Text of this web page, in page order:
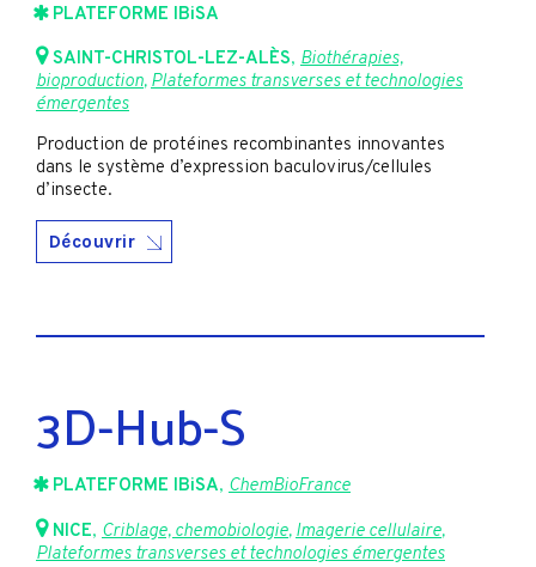
PLATEFORME IBiSA
SAINT-CHRISTOL-LEZ-ALÈS, Biothérapies,
bioproduction, Plateformes transverses et technologies
émergentes
Production de protéines recombinantes innovantes
dans le système d’expression baculovirus/cellules
d’insecte.
Découvrir
3D-Hub-S
PLATEFORME IBiSA, ChemBioFrance
NICE, Criblage, chemobiologie, Imagerie cellulaire,
Plateformes transverses et technologies émergentes